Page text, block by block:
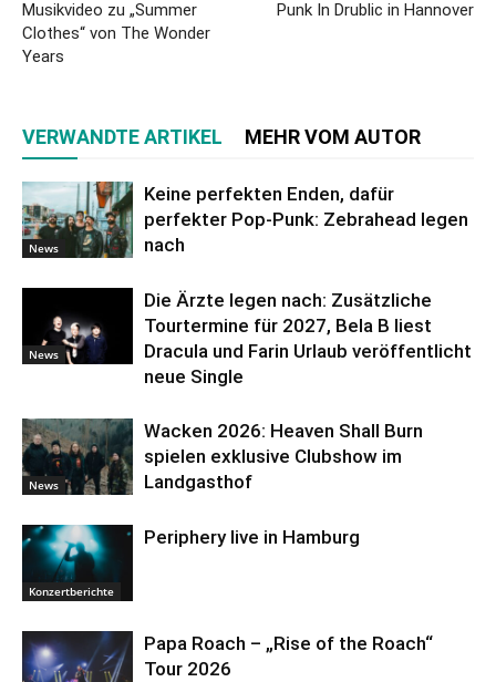
Musikvideo zu „Summer
Clothes“ von The Wonder
Years
Punk In Drublic in Hannover
VERWANDTE ARTIKEL MEHR VOM AUTOR
News
Keine perfekten Enden, dafür
perfekter Pop-Punk: Zebrahead legen
nach
News
Die Ärzte legen nach: Zusätzliche
Tourtermine für 2027, Bela B liest
Dracula und Farin Urlaub veröffentlicht
neue Single
News
Wacken 2026: Heaven Shall Burn
spielen exklusive Clubshow im
Landgasthof
Konzertberichte
Periphery live in Hamburg
Papa Roach – „Rise of the Roach“
Tour 2026